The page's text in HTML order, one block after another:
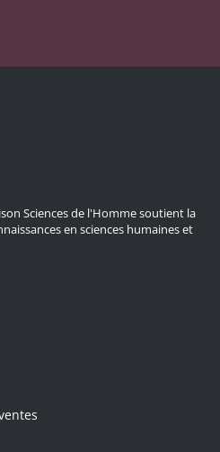
Sciences de l'Homme soutient la
en sciences humaines et